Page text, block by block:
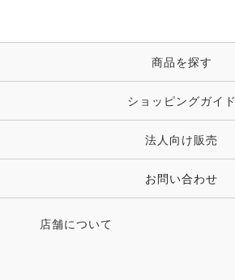
時計・財布・キーケース・革小物
キーホルダー・チャーム・ストラップ
その他 ファッション雑貨
ピン・ブローチ・コサージュ
その他 アクセサリー
商品を探す
ショッピングガイド
法人向け販売
お問い合わせ
店舗について